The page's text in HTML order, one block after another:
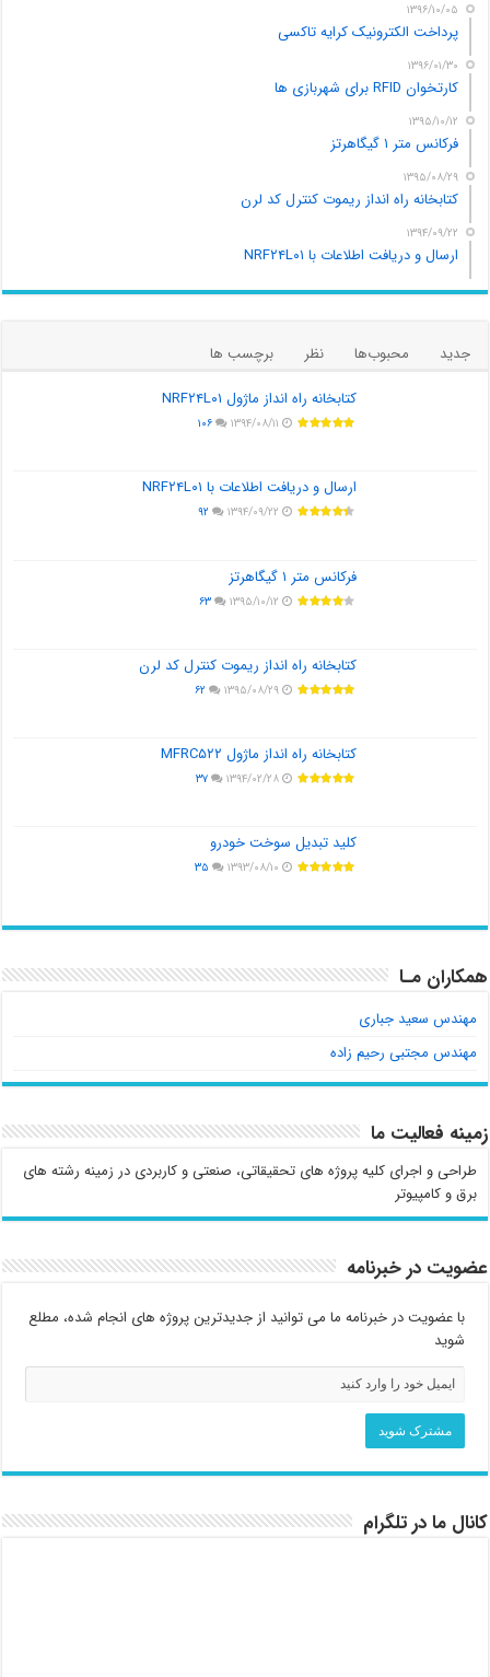
۱۳۹۶/۱۰/۰۵
پرداخت الکترونیک کرایه تاکسی
۱۳۹۶/۰۱/۳۰
کارتخوان RFID برای شهربازی ها
۱۳۹۵/۱۰/۱۲
فرکانس متر ۱ گیگاهرتز
۱۳۹۵/۰۸/۲۹
کتابخانه راه انداز ریموت کنترل کد لرن
۱۳۹۴/۰۹/۲۲
ارسال و دریافت اطلاعات با NRF۲۴L۰۱
جدید محبوب‌ها نظر
برچسب ها
کتابخانه راه انداز ماژول NRF۲۴L۰۱
۱۳۹۴/۰۸/۱۱ ۱۰۶
ارسال و دریافت اطلاعات با NRF۲۴L۰۱
۱۳۹۴/۰۹/۲۲ ۹۲
فرکانس متر ۱ گیگاهرتز
۱۳۹۵/۱۰/۱۲ ۶۳
کتابخانه راه انداز ریموت کنترل کد لرن
۱۳۹۵/۰۸/۲۹ ۶۲
کتابخانه راه انداز ماژول MFRC۵۲۲
۱۳۹۴/۰۲/۲۸ ۳۷
کلید تبدیل سوخت خودرو
۱۳۹۳/۰۸/۱۰ ۳۵
همکاران مـا
مهندس سعید جباری
مهندس مجتبی رحیم زاده
زمینه فعالیت ما
طراحی و اجرای کلیه پروژه های تحقیقاتی، صنعتی و کاربردی در زمینه رشته های
برق و کامپیوتر
عضویت در خبرنامه
با عضویت در خبرنامه ما می توانید از جدیدترین پروژه های انجام شده، مطلع
شوید
کانال ما در تلگرام